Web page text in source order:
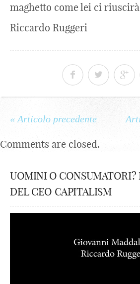
maghetto come lei ci
Riccardo Ruggeri
« Articolo precedente
Comments are closed.
UOMINI O
DEL CEO CAPITALISM